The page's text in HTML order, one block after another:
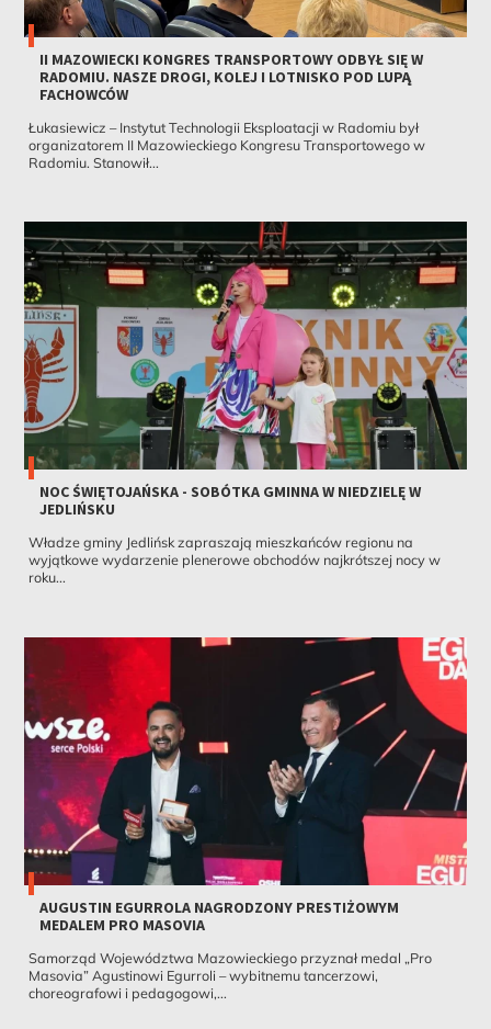
II MAZOWIECKI KONGRES TRANSPORTOWY ODBYŁ SIĘ W
RADOMIU. NASZE DROGI, KOLEJ I LOTNISKO POD LUPĄ
FACHOWCÓW
Łukasiewicz – Instytut Technologii Eksploatacji w Radomiu był
organizatorem II Mazowieckiego Kongresu Transportowego w
Radomiu. Stanowił...
NOC ŚWIĘTOJAŃSKA - SOBÓTKA GMINNA W NIEDZIELĘ W
JEDLIŃSKU
Władze gminy Jedlińsk zapraszają mieszkańców regionu na
wyjątkowe wydarzenie plenerowe obchodów najkrótszej nocy w
roku...
AUGUSTIN EGURROLA NAGRODZONY PRESTIŻOWYM
MEDALEM PRO MASOVIA
Samorząd Województwa Mazowieckiego przyznał medal „Pro
Masovia” Agustinowi Egurroli – wybitnemu tancerzowi,
choreografowi i pedagogowi,...